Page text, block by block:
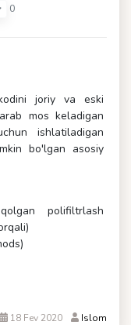
0
joriy va eski
mos keladigan
ishlatiladigan
bo'lgan asosiy
polifiltrlash
18 Fev 2020 Islom